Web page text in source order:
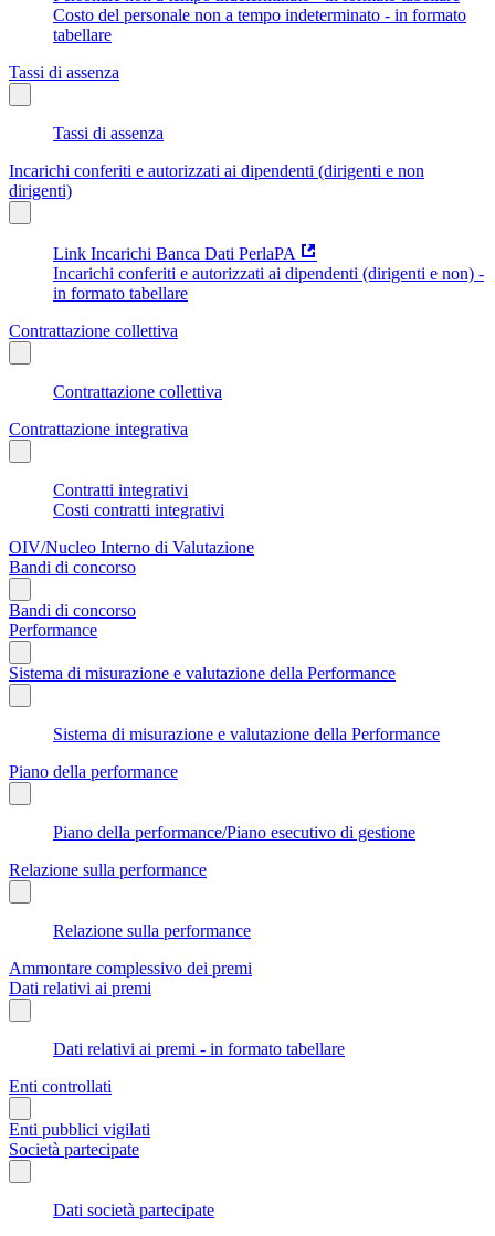
Costo del personale non a tempo indeterminato - in formato
tabellare
Tassi di assenza
Tassi di assenza
Incarichi conferiti e autorizzati ai dipendenti (dirigenti e non
dirigenti)
Link Incarichi Banca Dati PerlaPA
Incarichi conferiti e autorizzati ai dipendenti (dirigenti e non) -
in formato tabellare
Contrattazione collettiva
Contrattazione collettiva
Contrattazione integrativa
Contratti integrativi
Costi contratti integrativi
OIV/Nucleo Interno di Valutazione
Bandi di concorso
Bandi di concorso
Performance
Sistema di misurazione e valutazione della Performance
Sistema di misurazione e valutazione della Performance
Piano della performance
Piano della performance/Piano esecutivo di gestione
Relazione sulla performance
Relazione sulla performance
Ammontare complessivo dei premi
Dati relativi ai premi
Dati relativi ai premi - in formato tabellare
Enti controllati
Enti pubblici vigilati
Società partecipate
Dati società partecipate